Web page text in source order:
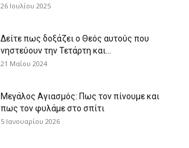
26 Ιουλίου 2025
Δείτε πως δοξάζει ο Θεός αυτούς που
νηστεύουν την Τετάρτη και...
21 Μαΐου 2024
Μεγάλος Αγιασμός: Πως τον πίνουμε και
πως τον φυλάμε στο σπίτι
5 Ιανουαρίου 2026